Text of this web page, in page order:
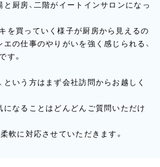
と厨房、二階がイートインサロンになっ
を買っていく様子が厨房から見えるの
エの仕事のやりがいを強く感じられる、
す。
という方はまず会社訪問からお越しく
になることはどんどんご質問いただけ
軟に対応させていただきます。